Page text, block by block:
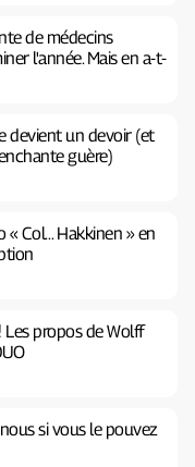
de médecins
l'année. Mais en a-t-
devient un devoir (et
guère)
« Col… Hakkinen » en
Les propos de Wolff
si vous le pouvez